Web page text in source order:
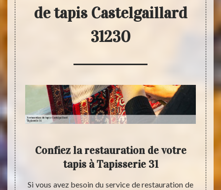
de tapis Castelgaillard
31230
Confiez la restauration de votre
tapis à Tapisserie 31
Si vous avez besoin du service de restauration de